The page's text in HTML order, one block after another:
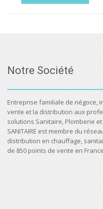
Notre Société
Entreprise familiale de négoce,
vente et la distribution aux
solutions Sanitaire, Plomberie
SANITAIRE est membre du
distribution en chauffage,
de 850 points de vente en